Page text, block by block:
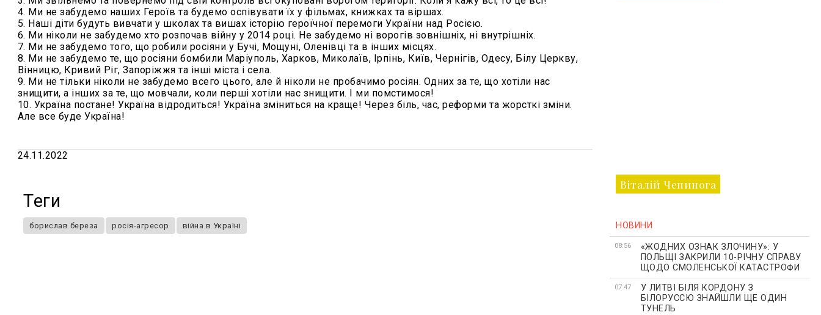
4. Ми не забудемо наших Героїв та будемо оспівувати їх у фільмах, книжках та віршах.
5. Наші діти будуть вивчати у школах та вишах історію героїчної перемоги України над Росією.
6. Ми ніколи не забудемо хто розпочав війну у 2014 році. Не забудемо ні ворогів зовнішніх, ні внутрішніх.
7. Ми не забудемо того, що робили росіяни у Бучі, Мощуні, Оленівці та в інших місцях.
8. Ми не забудемо те, що росіяни бомбили Маріуполь, Харков, Миколаїв, Ірпінь, Київ, Чернігів, Одесу, Білу Церкву,
Вінницю, Кривий Ріг, Запоріжжя та інші міста і села.
9. Ми не тільки ніколи не забудемо всего цього, але й ніколи не пробачимо росіян. Одних за те, що хотіли нас
знищити, а інших за те, що мовчали, коли перші хотіли нас знищити. І ми помстимося!
10. Україна постане! Україна відродиться! Україна зміниться на краще! Через біль, час, реформи та жорсткі зміни.
Але все буде Україна!
24.11.2022
Теги
борислав береза росія-агресор війна в Україні
Віталій Чепинога
НОВИНИ
08:56
«ЖОДНИХ ОЗНАК ЗЛОЧИНУ»: У
ПОЛЬЩІ ЗАКРИЛИ 10-РІЧНУ СПРАВУ
ЩОДО СМОЛЕНСЬКОЇ КАТАСТРОФИ
07:47
У ЛИТВІ БІЛЯ КОРДОНУ З
БІЛОРУССЮ ЗНАЙШЛИ ЩЕ ОДИН
ТУНЕЛЬ